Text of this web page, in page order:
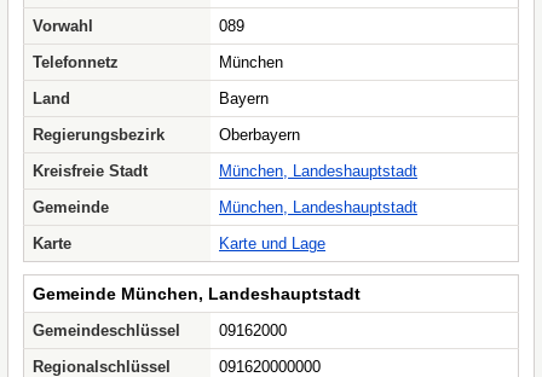
Vorwahl
089
Telefonnetz
München
Land
Bayern
Regierungsbezirk
Oberbayern
Kreisfreie Stadt
München, Landeshauptstadt
Gemeinde
München, Landeshauptstadt
Karte
Karte und Lage
Gemeinde München, Landeshauptstadt
Gemeindeschlüssel
09162000
Regionalschlüssel
091620000000